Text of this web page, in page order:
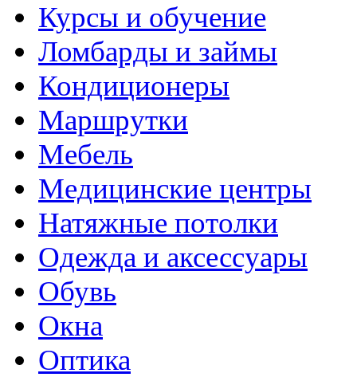
Курсы и обучение
Ломбарды и займы
Кондиционеры
Маршрутки
Мебель
Медицинские центры
Натяжные потолки
Одежда и аксессуары
Обувь
Окна
Оптика